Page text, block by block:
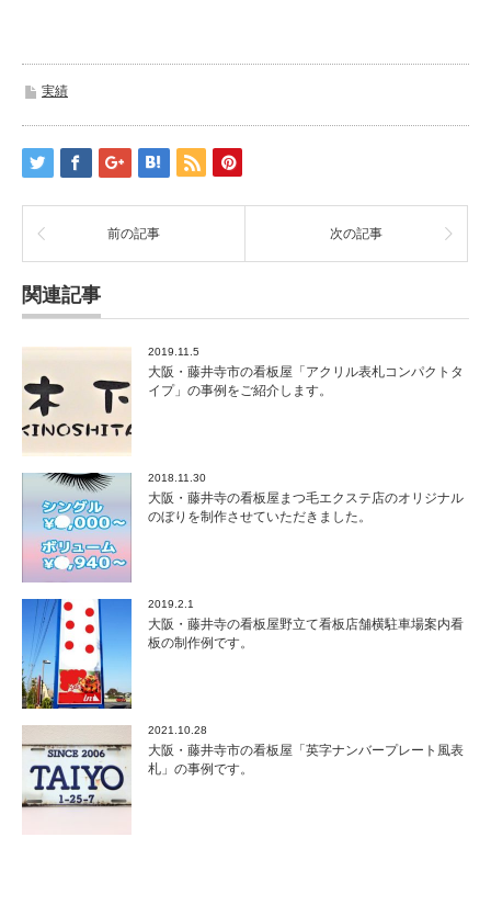
実績
前の記事 次の記事
関連記事
2019.11.5
大阪・藤井寺市の看板屋「アクリル表札コンパクトタ
イプ」の事例をご紹介します。
2018.11.30
大阪・藤井寺の看板屋まつ毛エクステ店のオリジナル
のぼりを制作させていただきました。
2019.2.1
大阪・藤井寺の看板屋野立て看板店舗横駐車場案内看
板の制作例です。
2021.10.28
大阪・藤井寺市の看板屋「英字ナンバープレート風表
札」の事例です。